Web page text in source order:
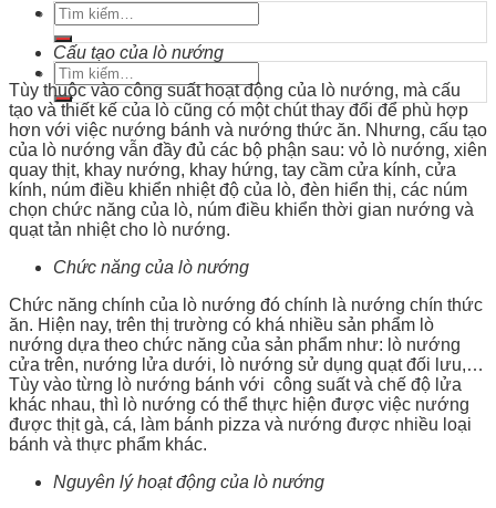
Tìm
kiếm:
Tìm
kiếm:
Cấu tạo của lò nướng
Tùy thuộc vào công suất hoạt động của lò nướng, mà cấu
tạo và thiết kế của lò cũng có một chút thay đổi để phù hợp
hơn với việc nướng bánh và nướng thức ăn. Nhưng, cấu tạo
của lò nướng vẫn đầy đủ các bộ phận sau: vỏ lò nướng, xiên
quay thịt, khay nướng, khay hứng, tay cầm cửa kính, cửa
kính, núm điều khiển nhiệt độ của lò, đèn hiển thị, các núm
chọn chức năng của lò, núm điều khiển thời gian nướng và
quạt tản nhiệt cho lò nướng.
Chức năng của lò nướng
Chức năng chính của lò nướng đó chính là nướng chín thức
ăn. Hiện nay, trên thị trường có khá nhiều sản phẩm lò
nướng dựa theo chức năng của sản phẩm như: lò nướng
cửa trên, nướng lửa dưới, lò nướng sử dụng quạt đối lưu,…
Tùy vào từng lò nướng bánh với công suất và chế độ lửa
khác nhau, thì lò nướng có thể thực hiện được việc nướng
được thịt gà, cá, làm bánh pizza và nướng được nhiều loại
bánh và thực phẩm khác.
Nguyên lý hoạt động của lò nướng